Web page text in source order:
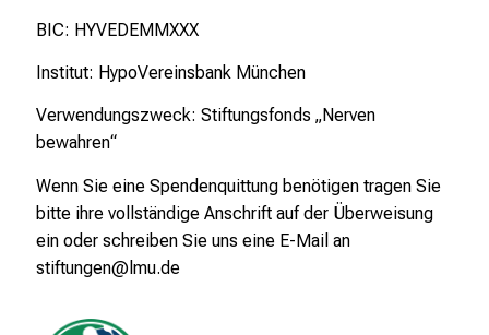
BIC: HYVEDEMMXXX
Institut: HypoVereinsbank München
Verwendungszweck: Stiftungsfonds „Nerven
bewahren“
Wenn Sie eine Spendenquittung benötigen tragen Sie
bitte ihre vollständige Anschrift auf der Überweisung
ein oder schreiben Sie uns eine E-Mail an
stiftungen@lmu.de